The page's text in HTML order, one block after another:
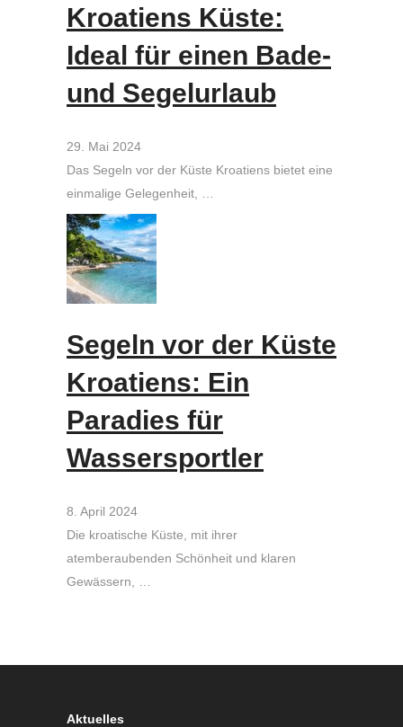
Kroatiens Küste:
Ideal für einen Bade-
und Segelurlaub
29. Mai 2024
Das Segeln vor der Küste Kroatiens bietet eine
einmalige Gelegenheit, …
Segeln vor der Küste
Kroatiens: Ein
Paradies für
Wassersportler
8. April 2024
Die kroatische Küste, mit ihrer
atemberaubenden Schönheit und klaren
Gewässern, …
Aktuelles